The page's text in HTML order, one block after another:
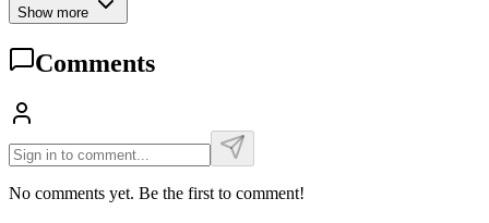
Show more
Comments
No comments yet. Be the first to comment!